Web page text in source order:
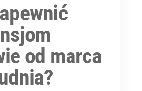
od marca